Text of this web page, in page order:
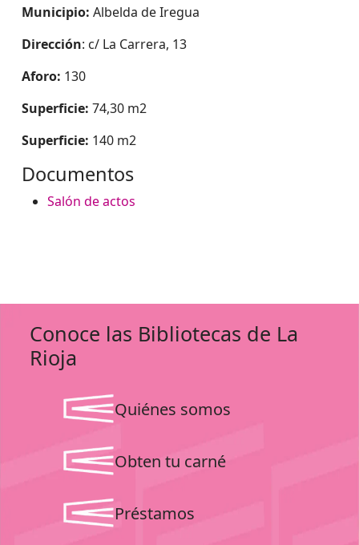
Municipio: Albelda de Iregua
Dirección: c/ La Carrera, 13
Aforo: 130
Superficie: 74,30 m2
Superficie: 140 m2
Documentos
Salón de actos
Conoce las Bibliotecas de La
Rioja
Quiénes somos
Obten tu carné
Préstamos